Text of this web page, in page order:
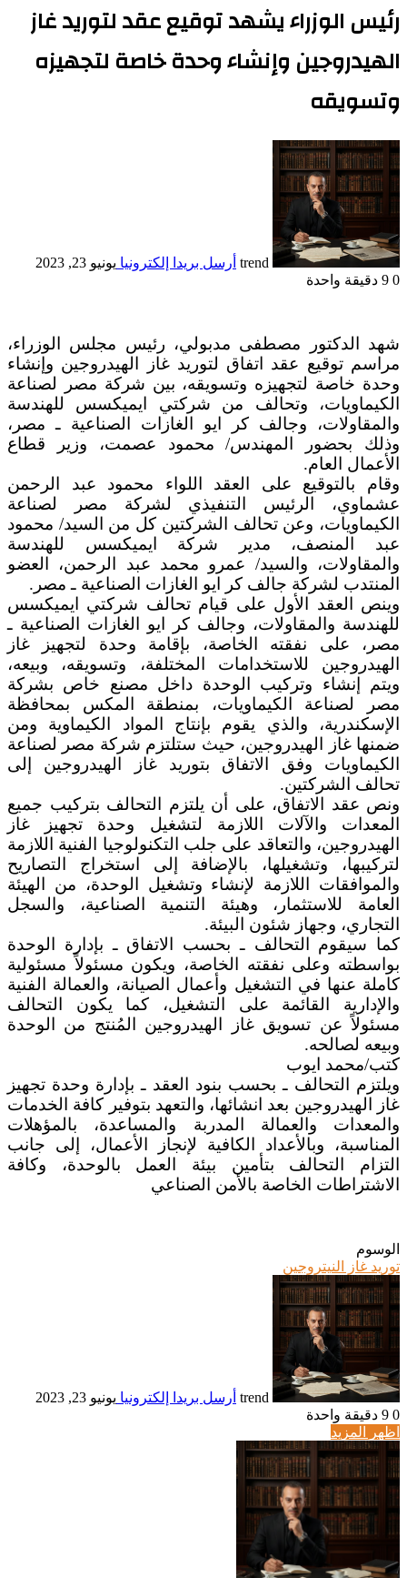
رئيس الوزراء يشهد توقيع عقد لتوريد غاز
الهيدروجين وإنشاء وحدة خاصة لتجهيزه
وتسويقه
trend أرسل بريدا إلكترونيا يونيو 23, 2023
0
دقيقة واحدة
شهد الدكتور مصطفى مدبولي، رئيس مجلس الوزراء،
مراسم توقيع عقد اتفاق لتوريد غاز الهيدروجين وإنشاء
وحدة خاصة لتجهيزه وتسويقه، بين شركة مصر لصناعة
الكيماويات، وتحالف من شركتي ايميكسس للهندسة
والمقاولات، وجالف كر ايو الغازات الصناعية ـ مصر،
وذلك بحضور المهندس/ محمود عصمت، وزير قطاع
الأعمال العام.
وقام بالتوقيع على العقد اللواء محمود عبد الرحمن
عشماوي، الرئيس التنفيذي لشركة مصر لصناعة
الكيماويات، وعن تحالف الشركتين كل من السيد/ محمود
عبد المنصف، مدير شركة ايميكسس للهندسة
والمقاولات، والسيد/ عمرو محمد عبد الرحمن، العضو
المنتدب لشركة جالف كر ايو الغازات الصناعية ـ مصر.
وينص العقد الأول على قيام تحالف شركتي ايميكسس
للهندسة والمقاولات، وجالف كر ايو الغازات الصناعية ـ
مصر، على نفقته الخاصة، بإقامة وحدة لتجهيز غاز
الهيدروجين للاستخدامات المختلفة، وتسويقه، وبيعه،
ويتم إنشاء وتركيب الوحدة داخل مصنع خاص بشركة
مصر لصناعة الكيماويات، بمنطقة المكس بمحافظة
الإسكندرية، والذي يقوم بإنتاج المواد الكيماوية ومن
ضمنها غاز الهيدروجين، حيث ستلتزم شركة مصر لصناعة
الكيماويات وفق الاتفاق بتوريد غاز الهيدروجين إلى
تحالف الشركتين.
ونص عقد الاتفاق، على أن يلتزم التحالف بتركيب جميع
المعدات والآلات اللازمة لتشغيل وحدة تجهيز غاز
الهيدروجين، والتعاقد على جلب التكنولوجيا الفنية اللازمة
لتركيبها، وتشغيلها، بالإضافة إلى استخراج التصاريح
والموافقات اللازمة لإنشاء وتشغيل الوحدة، من الهيئة
العامة للاستثمار، وهيئة التنمية الصناعية، والسجل
التجاري، وجهاز شئون البيئة.
كما سيقوم التحالف ـ بحسب الاتفاق ـ بإدارة الوحدة
بواسطته وعلى نفقته الخاصة، ويكون مسئولاً مسئولية
كاملة عنها في التشغيل وأعمال الصيانة، والعمالة الفنية
والإدارية القائمة على التشغيل، كما يكون التحالف
مسئولاً عن تسويق غاز الهيدروجين المُنتج من الوحدة
وبيعه لصالحه.
كتب/محمد ايوب
ويلتزم التحالف ـ بحسب بنود العقد ـ بإدارة وحدة تجهيز
غاز الهيدروجين بعد انشائها، والتعهد بتوفير كافة الخدمات
والمعدات والعمالة المدربة والمساعدة، بالمؤهلات
المناسبة، وبالأعداد الكافية لإنجاز الأعمال، إلى جانب
التزام التحالف بتأمين بيئة العمل بالوحدة، وكافة
الاشتراطات الخاصة بالأمن الصناعي
الوسوم
توريد غاز النيتروجين
trend أرسل بريدا إلكترونيا يونيو 23, 2023
0
دقيقة واحدة
اظهر المزيد